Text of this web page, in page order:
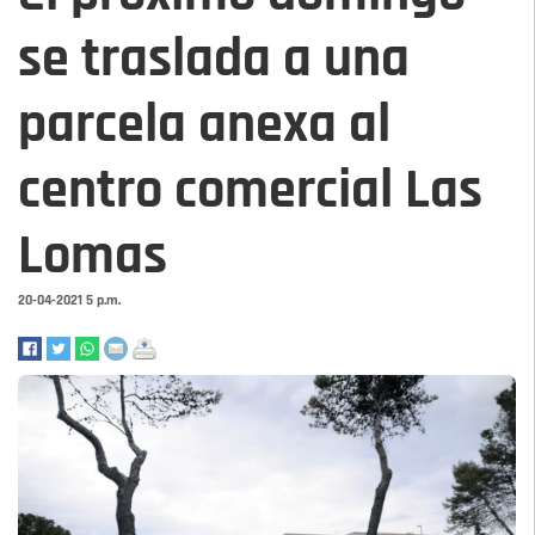
se traslada a una
parcela anexa al
centro comercial Las
Lomas
20-04-2021 5 p.m.